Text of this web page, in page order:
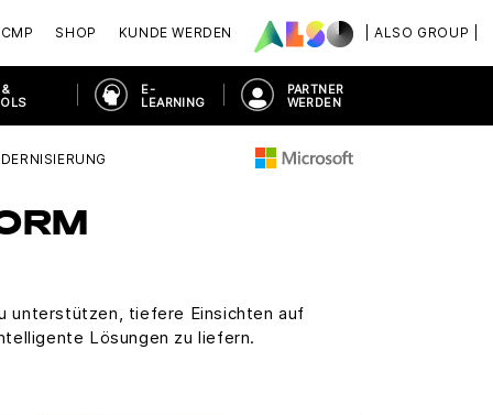
| ALSO GROUP |
SHOP KUNDE WERDEN
E-
LEARNING
PARTNER
WERDEN
unterstützen, tiefere Einsichten auf
Lösungen zu liefern.